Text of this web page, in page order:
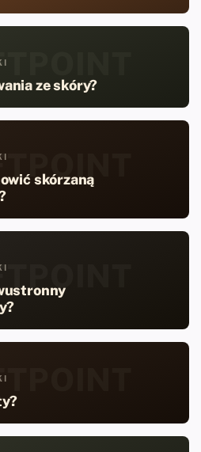
ze skóry?
skórzaną